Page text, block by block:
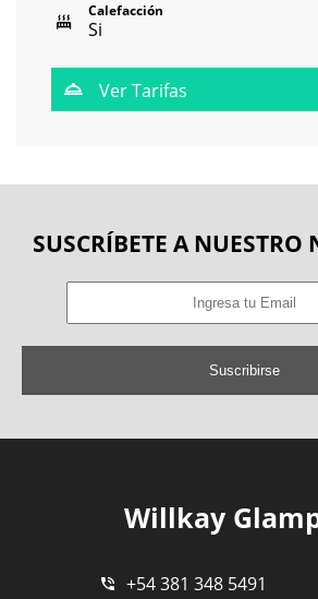
Calefacción
Si
Ver Tarifas
SUSCRÍBETE A NUESTRO
Suscribirse
+54 381 348 5491
Willkay